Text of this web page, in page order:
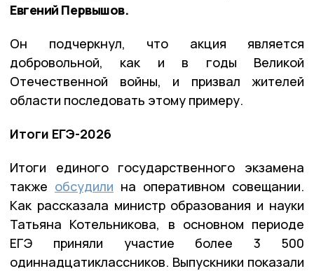
Евгений Первышов.
Он подчеркнул, что акция является
добровольной, как и в годы Великой
Отечественной войны, и призвал жителей
области последовать этому примеру.
Итоги ЕГЭ-2026
Итоги единого государственного экзамена
также обсудили на оперативном совещании.
Как рассказала министр образования и науки
Татьяна Котельникова, в основном периоде
ЕГЭ приняли участие более 3 500
одиннадцатиклассников. Выпускники показали